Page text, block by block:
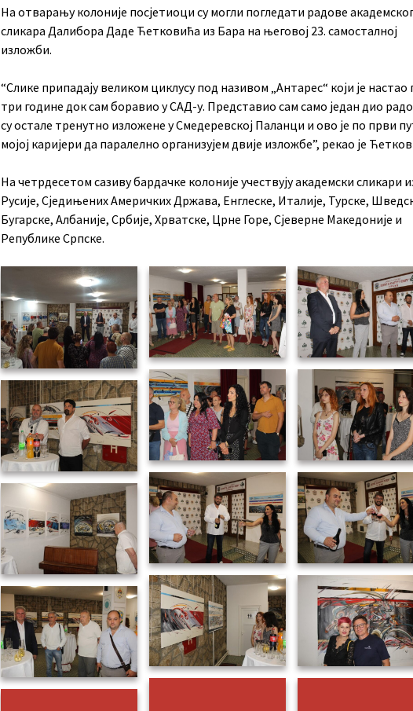
На отварању колоније посјетиоци су могли погледати радове
сликара Далибора Даде Ћетковића из Бара на његовој 23. самосталној
изложби.
“Слике припадају великом циклусу под називом „Антарес“ који је настао
три године док сам боравио у САД-у. Представио сам само један дио
су остале тренутно изложене у Смедеревској Паланци и ово је по први
мојој каријери да паралелно организујем двије изложбе”, рекао је
На четрдесетом сазиву бардачке колоније учествују академски сликари
Русије, Сједињених Америчких Држава, Енглеске, Италије, Турске,
Бугарске, Албаније, Србије, Хрватске, Црне Горе, Сјеверне Македоније и
Републике Српске.